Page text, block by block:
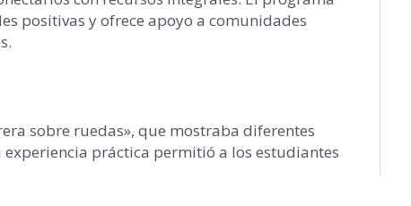
positivas y ofrece apoyo a comunidades
sobre ruedas», que mostraba diferentes
práctica permitió a los estudiantes